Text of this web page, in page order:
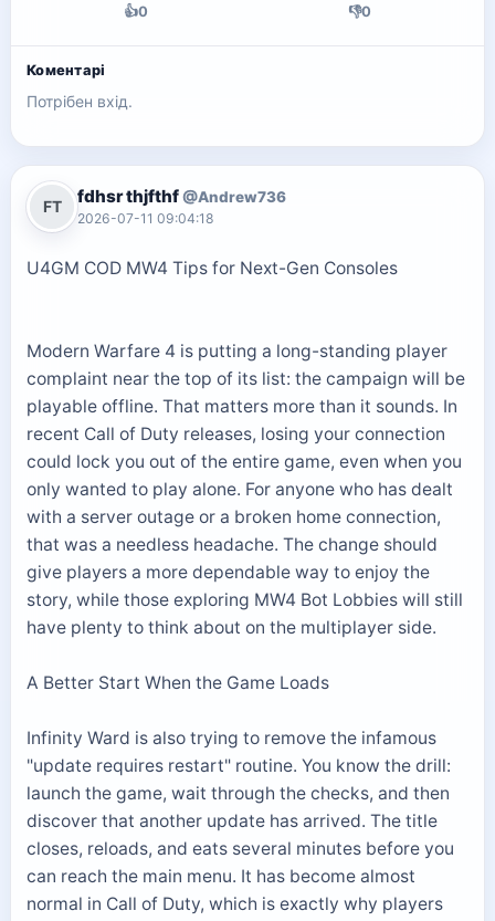
👍0 👎0
Коментарі
Потрібен вхід.
FT fdhsr thjfthf@Andrew736
2026-07-11 09:04:18
U4GM COD MW4 Tips for Next-Gen Consoles
Modern Warfare 4 is putting a long-standing player
complaint near the top of its list: the campaign will be
playable offline. That matters more than it sounds. In
recent Call of Duty releases, losing your connection
could lock you out of the entire game, even when you
only wanted to play alone. For anyone who has dealt
with a server outage or a broken home connection,
that was a needless headache. The change should
give players a more dependable way to enjoy the
story, while those exploring MW4 Bot Lobbies will still
have plenty to think about on the multiplayer side.
A Better Start When the Game Loads
Infinity Ward is also trying to remove the infamous
"update requires restart" routine. You know the drill:
launch the game, wait through the checks, and then
discover that another update has arrived. The title
closes, reloads, and eats several minutes before you
can reach the main menu. It has become almost
normal in Call of Duty, which is exactly why players